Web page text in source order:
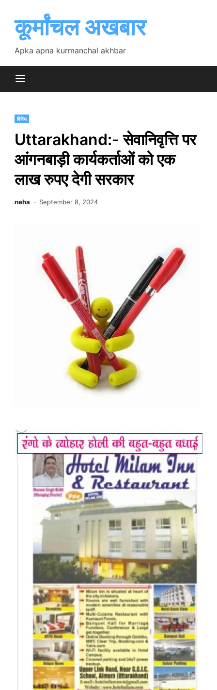
contentकूर्मांचल अखबार
Apka apna kurmanchal akhbar
विविध
Uttarakhand:- सेवानिवृत्ति पर
आंगनबाड़ी कार्यकर्ताओं को एक
लाख रुपए देगी सरकार
neha September 8, 2024